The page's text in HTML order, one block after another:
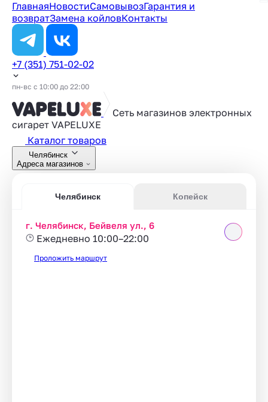
ГлавнаяНовостиСамовывозГарантия и
возвратЗамена койловКонтакты
+7 (351) 751-02-02
пн-вс с 10:00 до 22:00
Сеть магазинов электронных
сигарет VAPELUXE
Каталог товаров
Челябинск
Адреса магазинов
Челябинск Копейск
г. Челябинск, Бейвеля ул., 6
Ежедневно 10:00–22:00
Проложить маршрут